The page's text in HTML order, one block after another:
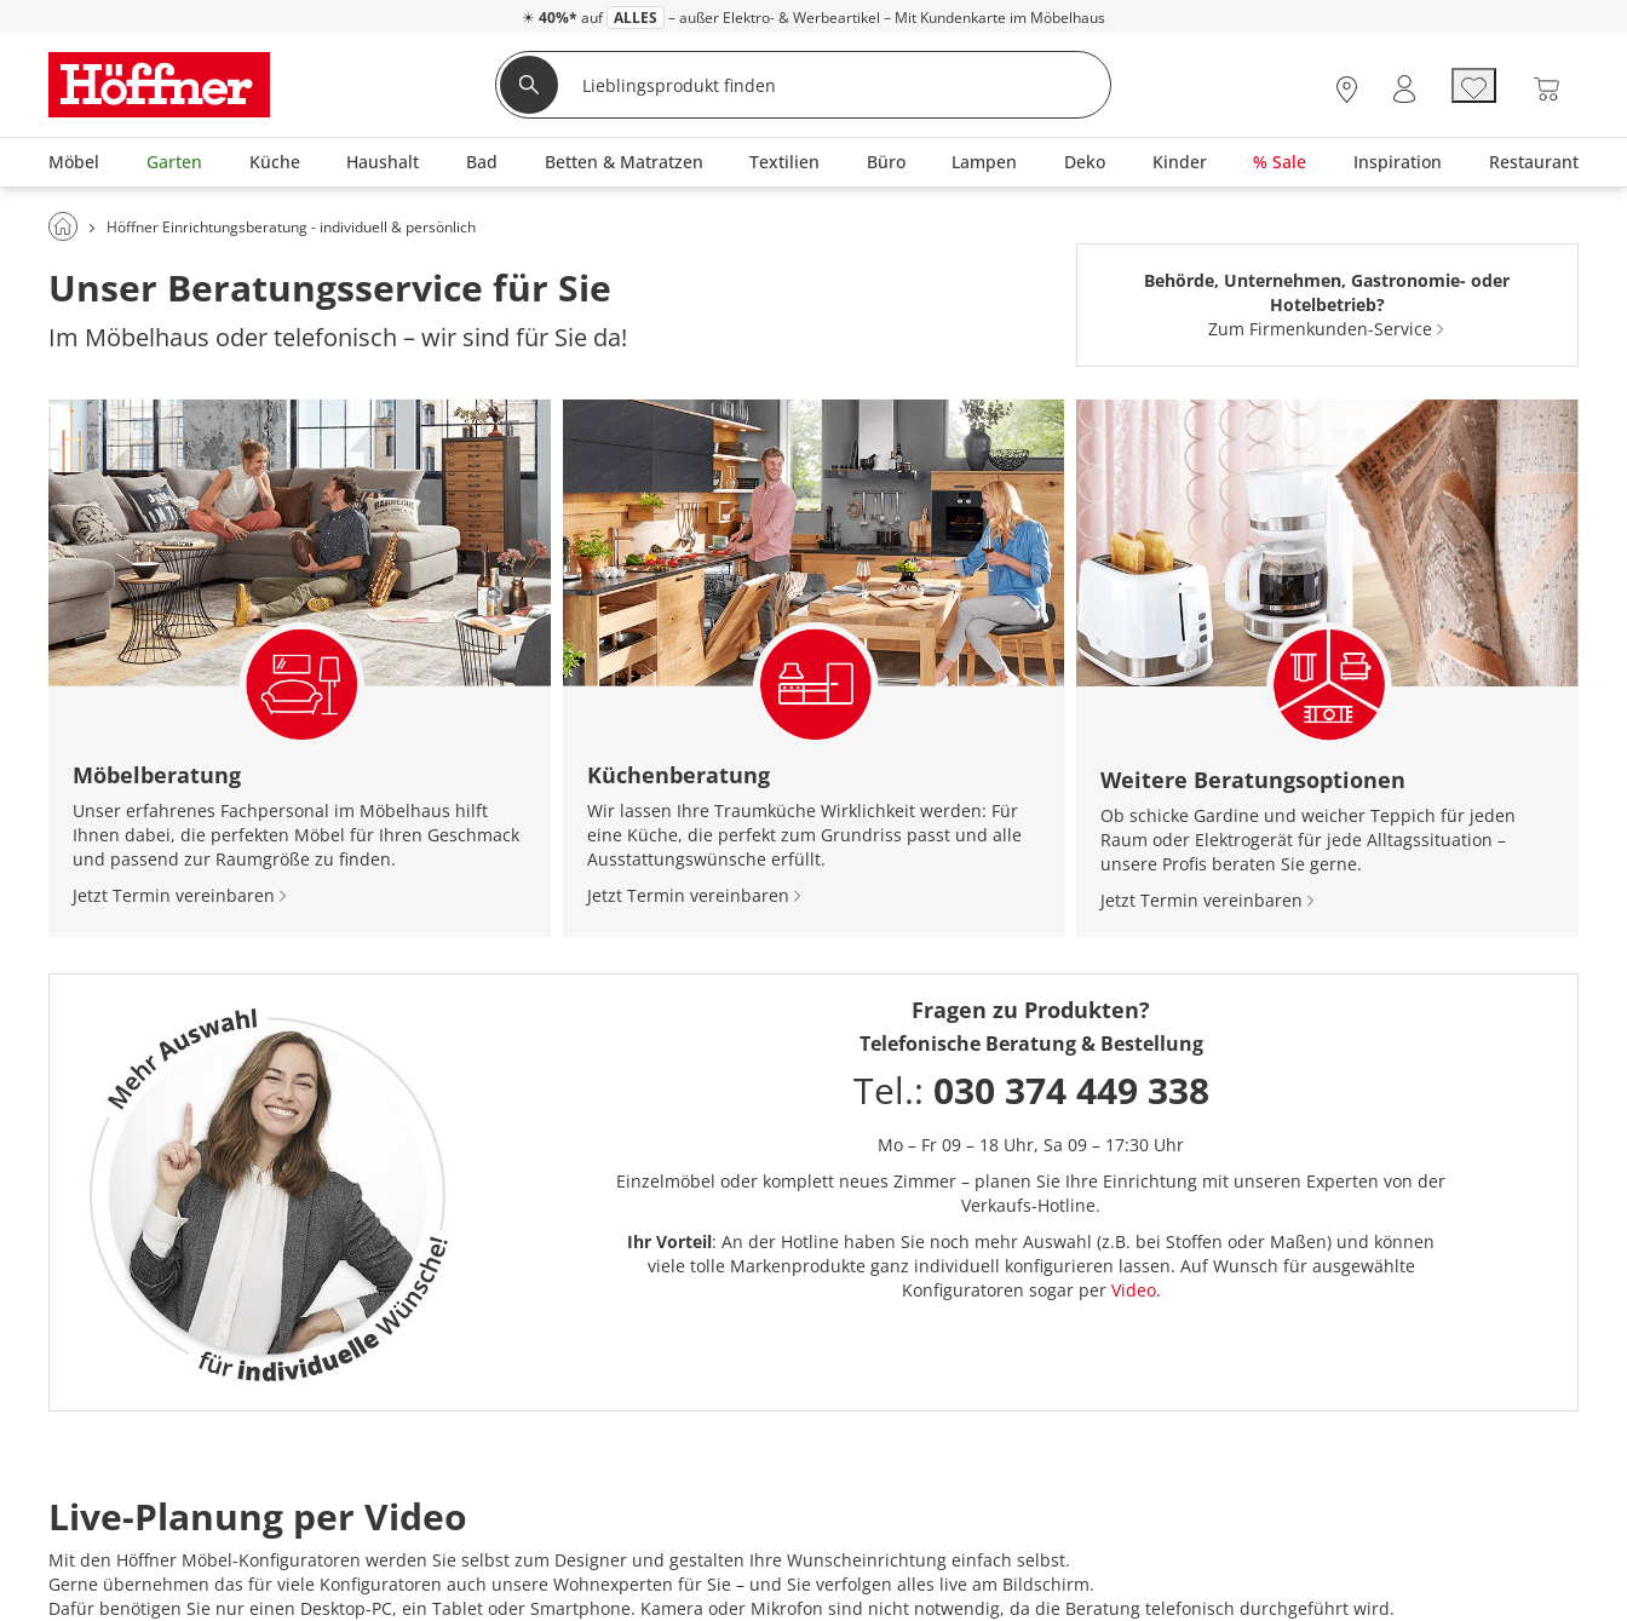
☀ 40%* auf ALLES – außer Elektro- & Werbeartikel – Mit Kundenkarte im Möbelhaus
Möbel Garten Küche Haushalt Bad Betten & Matratzen Textilien Büro Lampen Deko Kinder % Sale Inspiration Restaurant
Höffner Einrichtungsberatung - individuell & persönlich
Unser Beratungsservice für Sie
Im Möbelhaus oder telefonisch – wir sind für Sie da!
Behörde, Unternehmen, Gastronomie- oder
Hotelbetrieb?
Zum Firmenkunden-Service
Möbelberatung
Unser erfahrenes Fachpersonal im Möbelhaus hilft
Ihnen dabei, die perfekten Möbel für Ihren Geschmack
und passend zur Raumgröße zu finden.
Jetzt Termin vereinbaren
Küchenberatung
Wir lassen Ihre Traumküche Wirklichkeit werden: Für
eine Küche, die perfekt zum Grundriss passt und alle
Ausstattungswünsche erfüllt.
Jetzt Termin vereinbaren
Weitere Beratungsoptionen
Ob schicke Gardine und weicher Teppich für jeden
Raum oder Elektrogerät für jede Alltagssituation –
unsere Profis beraten Sie gerne.
Jetzt Termin vereinbaren
Fragen zu Produkten?
Telefonische Beratung & Bestellung
Tel.: 030 374 449 338
Mo – Fr 09 – 18 Uhr,Sa 09 – 17:30 Uhr
Einzelmöbel oder komplett neues Zimmer – planen Sie Ihre Einrichtung mit unseren Experten von der
Verkaufs-Hotline.
Ihr Vorteil: An der Hotline haben Sie noch mehr Auswahl (z.B. bei Stoffen oder Maßen) und können
viele tolle Markenprodukte ganz individuell konfigurieren lassen. Auf Wunsch für ausgewählte
Konfiguratoren sogar per Video.
Live-Planung per Video
Mit den Höffner Möbel-Konfiguratoren werden Sie selbst zum Designer und gestalten Ihre Wunscheinrichtung einfach selbst.
Gerne übernehmen das für viele Konfiguratoren auch unsere Wohnexperten für Sie – und Sie verfolgen alles live am Bildschirm.
Dafür benötigen Sie nur einen Desktop-PC, ein Tablet oder Smartphone. Kamera oder Mikrofon sind nicht notwendig, da die Beratung telefonisch durchgeführt wird.